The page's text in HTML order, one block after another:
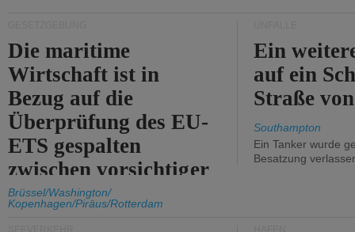
Die maritime
Wirtschaft ist in
Bezug auf die
Überprüfung des EU-
ETS gespalten
zwischen vorsichtiger
Unterstützung und
Kritik.
Brüssel/Washington/
Kopenhagen/Piräus/Rotterdam
Ein
auf ein
Straße
Southampton
Ein Tanker wurde
Besatzung